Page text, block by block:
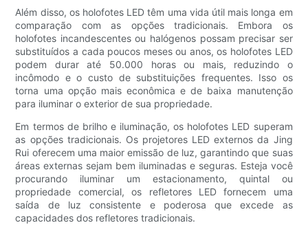
Além disso, os holofotes LED têm uma vida útil mais longa em
comparação com as opções tradicionais. Embora os
holofotes incandescentes ou halógenos possam precisar ser
substituídos a cada poucos meses ou anos, os holofotes LED
podem durar até 50.000 horas ou mais, reduzindo o
incômodo e o custo de substituições frequentes. Isso os
torna uma opção mais econômica e de baixa manutenção
para iluminar o exterior de sua propriedade.
Em termos de brilho e iluminação, os holofotes LED superam
as opções tradicionais. Os projetores LED externos da Jing
Rui oferecem uma maior emissão de luz, garantindo que suas
áreas externas sejam bem iluminadas e seguras. Esteja você
procurando iluminar um estacionamento, quintal ou
propriedade comercial, os refletores LED fornecem uma
saída de luz consistente e poderosa que excede as
capacidades dos refletores tradicionais.